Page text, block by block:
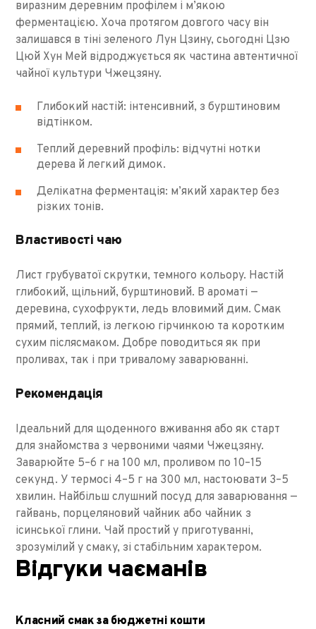
виразним деревним профілем і м’якою
ферментацією. Хоча протягом довгого часу він
залишався в тіні зеленого Лун Цзину, сьогодні Цзю
Цюй Хун Мей відроджується як частина автентичної
чайної культури Чжецзяну.
Глибокий настій: інтенсивний, з бурштиновим
відтінком.
Теплий деревний профіль: відчутні нотки
дерева й легкий димок.
Делікатна ферментація: м’який характер без
різких тонів.
Властивості чаю
Лист грубуватої скрутки, темного кольору. Настій
глибокий, щільний, бурштиновий. В ароматі —
деревина, сухофрукти, ледь вловимий дим. Смак
прямий, теплий, із легкою гірчинкою та коротким
сухим післясмаком. Добре поводиться як при
проливах, так і при тривалому заварюванні.
Рекомендація
Ідеальний для щоденного вживання або як старт
для знайомства з червоними чаями Чжецзяну.
Заварюйте 5–6 г на 100 мл, проливом по 10–15
секунд. У термосі 4–5 г на 300 мл, настоювати 3–5
хвилин. Найбільш слушний посуд для заварювання —
гайвань, порцеляновий чайник або чайник з
ісинської глини. Чай простий у приготуванні,
зрозумілий у смаку, зі стабільним характером.
Відгуки чаєманів
Класний смак за бюджетні кошти